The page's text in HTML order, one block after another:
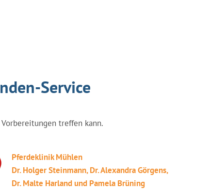
Service
treffen kann.
Pferdeklinik Mühlen
Dr. Holger Steinmann, Dr. Alexandra Görgens,
Dr. Malte Harland und Pamela Brüning